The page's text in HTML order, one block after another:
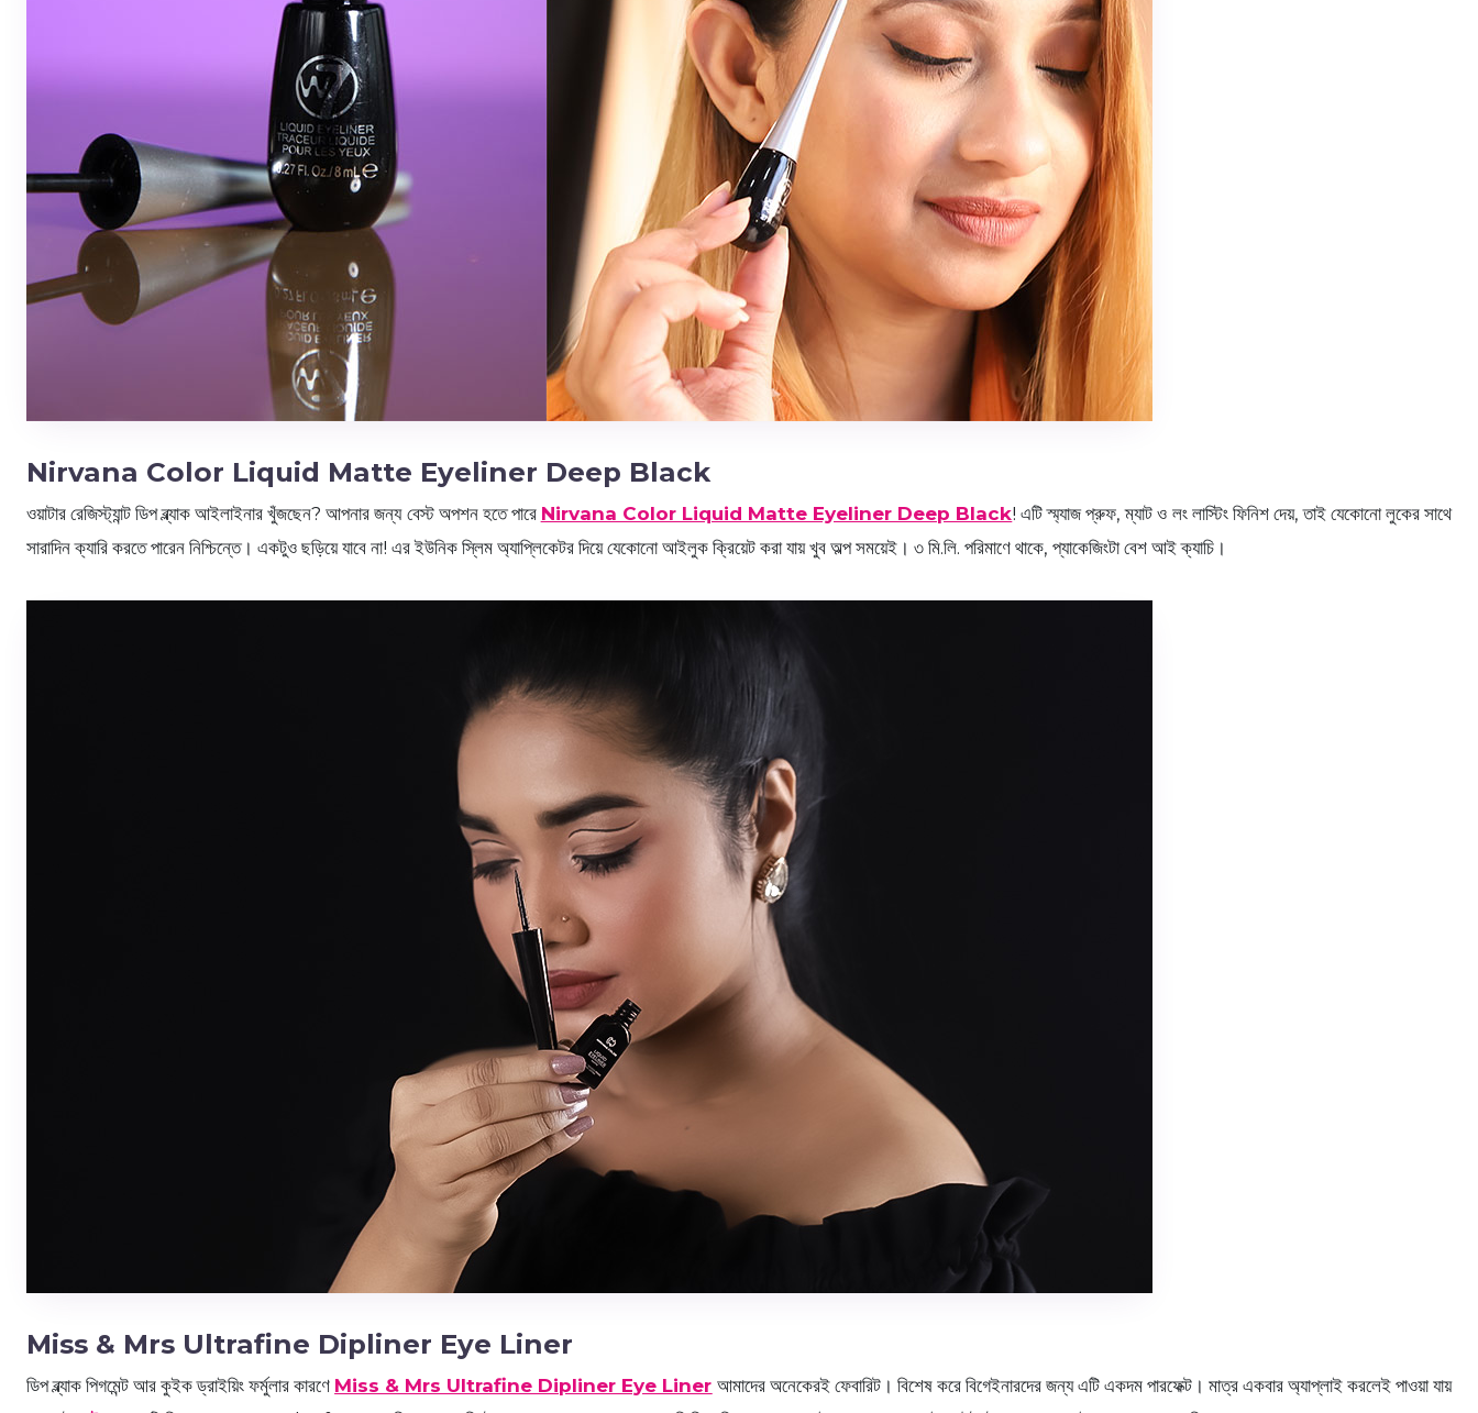
Nirvana Color Liquid Matte Eyeliner Deep Black
ওয়াটার রেজিস্ট্যান্ট ডিপ ব্ল্যাক আইলাইনার খুঁজছেন? আপনার জন্য বেস্ট অপশন হতে পারে Nirvana Color Liquid Matte Eyeliner Deep Black! এটি স্ম্যাজ প্রুফ, ম্যাট ও লং লাস্টিং ফিনিশ দেয়, তাই যেকোনো লুকের সাথে
সারাদিন ক্যারি করতে পারেন নিশ্চিন্তে। একটুও ছড়িয়ে যাবে না! এর ইউনিক স্লিম অ্যাপ্লিকেটর দিয়ে যেকোনো আইলুক ক্রিয়েট করা যায় খুব অল্প সময়েই। ৩ মি.লি. পরিমাণে থাকে, প্যাকেজিংটা বেশ আই ক্যাচি।
Miss & Mrs Ultrafine Dipliner Eye Liner
ডিপ ব্ল্যাক পিগমেন্ট আর কুইক ড্রাইয়িং ফর্মুলার কারণে Miss & Mrs Ultrafine Dipliner Eye Liner আমাদের অনেকেরই ফেবারিট। বিশেষ করে বিগেইনারদের জন্য এটি একদম পারফেক্ট। মাত্র একবার অ্যাপ্লাই করলেই পাওয়া যায়